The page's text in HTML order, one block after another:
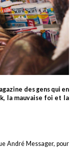
des gens qui en
la mauvaise foi et la
André Messager, pour